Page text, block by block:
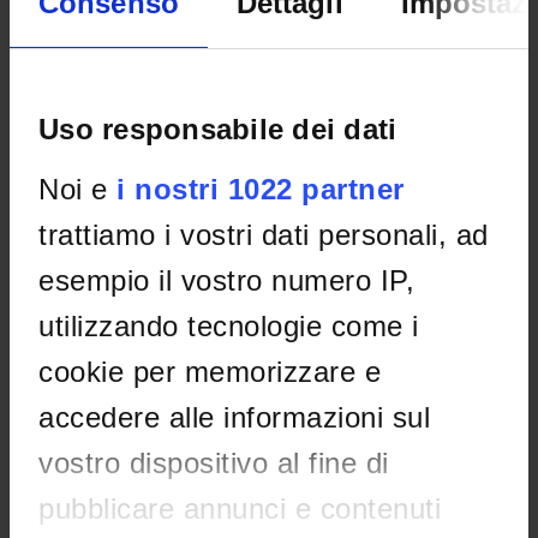
Uso responsabile dei dati
Noi e i nostri 1022 partner
trattiamo i vostri dati personali, ad
esempio il vostro numero IP,
utilizzando tecnologie come i
cookie per memorizzare e
accedere alle informazioni sul
vostro dispositivo al fine di
pubblicare annunci e contenuti
knowledge and active learning strategies.
STUDYING
COURSES
PHD PROGRAMMES AND POSTGRADUATE TRAINING
Contacts
Calendar